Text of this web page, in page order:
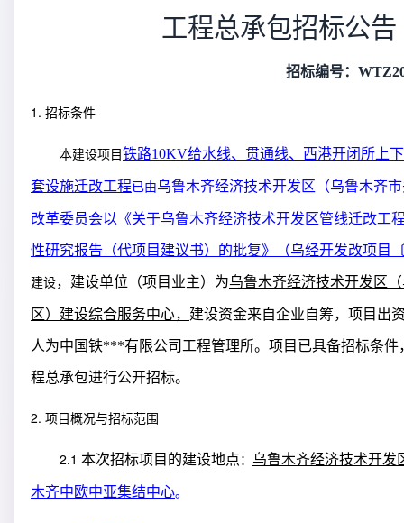
工程总承包招标公告
招标编号：
1. 招标条件
本建设项目 铁路10KV给水线、贯通线、西港开闭所上
套设施迁改工程 已由乌鲁木齐经济技术开发区（乌鲁木齐
改革委员会以 《关于乌鲁木齐经济技术开发区管线迁改工
性研究报告（代项目建议书）的批复》（乌经开发改项目
建设，建设单位（项目业主）为乌鲁木齐经济技术开发区
区）建设综合服务中心， 建设资金来自企业自筹，项目出
人为中国铁***有限公司工程管理所。项目已具备招标条件
程总承包进行公开招标。
2. 项目概况与招标范围
2.1 本次招标项目的建设地点 ： 乌鲁木齐经济技术开发
木齐中欧中亚集结中心。